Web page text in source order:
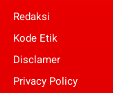
Redaksi
Kode Etik
Disclamer
Privacy Policy